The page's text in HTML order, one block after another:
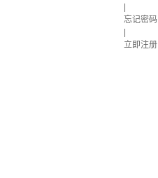
忘记密码
立即注册